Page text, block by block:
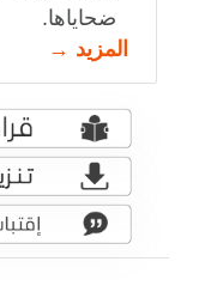
ضحاياها.
المزيد →